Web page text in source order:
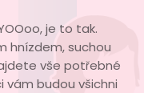
je to tak.
hnízdem, suchou
vše potřebné
vám budou všichni